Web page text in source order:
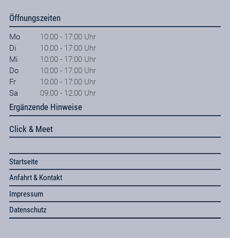
Öffnungszeiten
Mo
10:00 - 17:00 Uhr
Di
10:00 - 17:00 Uhr
Mi
10:00 - 17:00 Uhr
Do
10:00 - 17:00 Uhr
Fr
10:00 - 17:00 Uhr
Sa
09:00 - 12:00 Uhr
Ergänzende Hinweise
Click & Meet
Startseite
Anfahrt & Kontakt
Impressum
Datenschutz